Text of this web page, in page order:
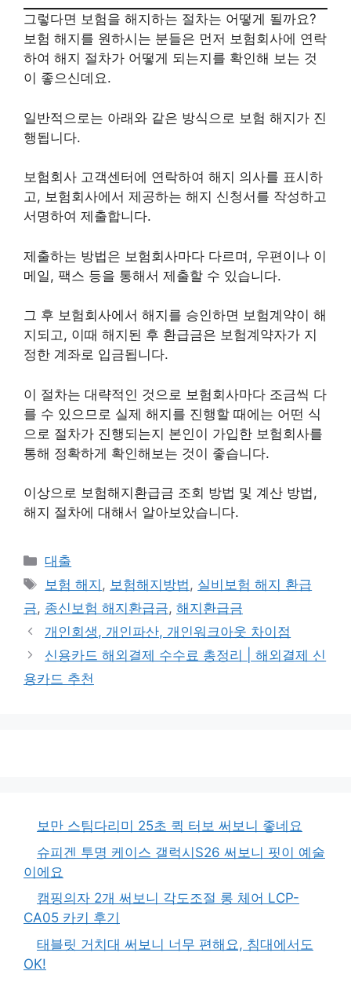
그렇다면 보험을 해지하는 절차는 어떻게 될까요?
보험 해지를 원하시는 분들은 먼저 보험회사에 연락
하여 해지 절차가 어떻게 되는지를 확인해 보는 것
이 좋으신데요.
일반적으로는 아래와 같은 방식으로 보험 해지가 진
행됩니다.
보험회사 고객센터에 연락하여 해지 의사를 표시하
고, 보험회사에서 제공하는 해지 신청서를 작성하고
서명하여 제출합니다.
제출하는 방법은 보험회사마다 다르며, 우편이나 이
메일, 팩스 등을 통해서 제출할 수 있습니다.
그 후 보험회사에서 해지를 승인하면 보험계약이 해
지되고, 이때 해지된 후 환급금은 보험계약자가 지
정한 계좌로 입금됩니다.
이 절차는 대략적인 것으로 보험회사마다 조금씩 다
를 수 있으므로 실제 해지를 진행할 때에는 어떤 식
으로 절차가 진행되는지 본인이 가입한 보험회사를
통해 정확하게 확인해보는 것이 좋습니다.
이상으로 보험해지환급금 조회 방법 및 계산 방법,
해지 절차에 대해서 알아보았습니다.
카
테
리
대출
태
그
보험 해지 , 보험해지방법, 실비보험 해지 환급
금, 종신보험 해지환급금, 해지환급금
개인회생, 개인파산, 개인워크아웃 차이점
신용카드 해외결제 수수료 총정리 | 해외결제 신
용카드 추천
보만 스팀다리미 25초 퀵 터보 써보니 좋네요
슈피겐 투명 케이스 갤럭시S26 써보니 핏이 예술
이에요
캠핑의자 2개 써보니 각도조절 롱 체어 LCP-
CA05 카키 후기
태블릿 거치대 써보니 너무 편해요, 침대에서도
OK!